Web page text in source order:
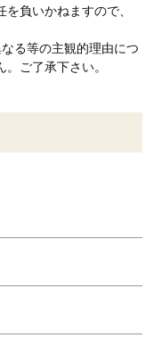
負いかねますので、
る等の主観的理由につ
ご了承下さい。